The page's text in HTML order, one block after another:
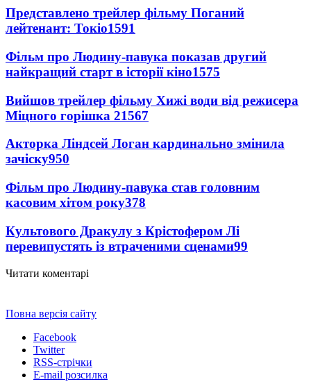
Представлено трейлер фільму Поганий
лейтенант: Токіо1591
Фільм про Людину-павука показав другий
найкращий старт в історії кіно1575
Вийшов трейлер фільму Хижі води від режисера
Міцного горішка 21567
Акторка Ліндсей Логан кардинально змінила
зачіску950
Фільм про Людину-павука став головним
касовим хітом року378
Культового Дракулу з Крістофером Лі
перевипустять із втраченими сценами99
Читати коментарі
Повна версія сайту
Facebook
Twitter
RSS-стрічки
E-mail розсилка